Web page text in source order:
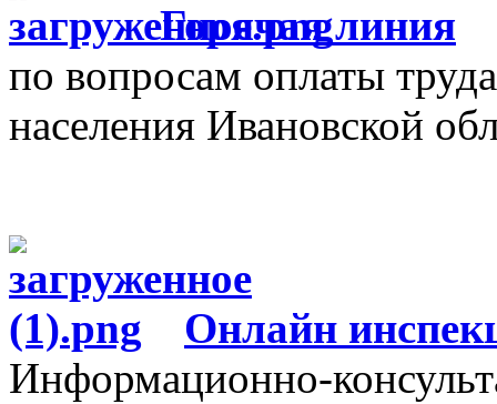
Горячая линия
по вопросам оплаты
населения Ивановской
Онлайн
Информационно-